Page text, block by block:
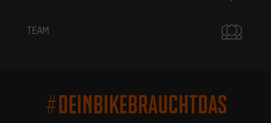
TEAM
#DEINBIKEBRAUCHTDAS